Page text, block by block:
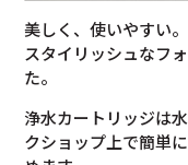
美しく、使いやすい。
スタイリッシュなフ
た。
浄水カートリッジは
クショップ上で簡単